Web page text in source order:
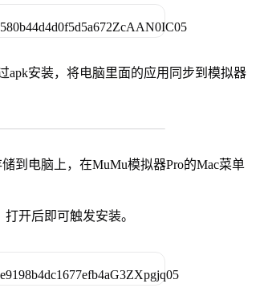
apk安装，将电脑里面的应用同步到模拟器
到电脑上，在MuMu模拟器Pro的Mac菜单
开后即可触发安装。